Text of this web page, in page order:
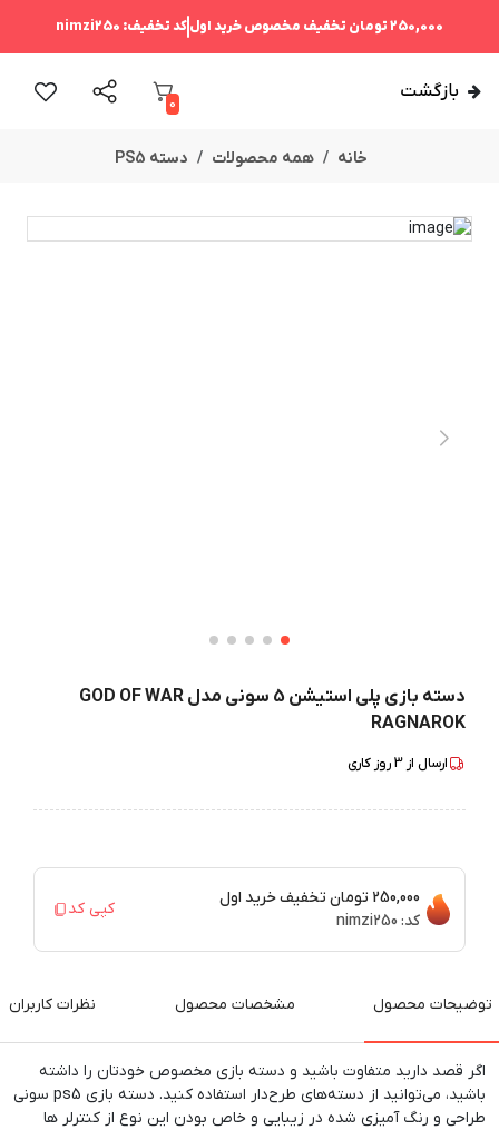
250,000 تومان تخفیف مخصوص خرید اولکد تخفیف: nimzi250
بازگشت
0
خانه همه محصولات دسته PS5
دسته بازی پلی استیشن 5 سونی مدل GOD OF WAR
RAGNAROK
ارسال از 3روز کاری
250,000 تومان
تخفیف خرید اول
کد: nimzi250
کپی کد
توضیحات محصول مشخصات محصول نظرات کاربران
اگر قصد دارید متفاوت باشید و دسته بازی مخصوص خودتان را داشته
باشید، می‌توانید از دسته‌های طرح‌دار استفاده کنید. دسته بازی ps5 سونی
طراحی و رنگ آمیزی شده در زیبایی و خاص بودن این نوع از کنترلر ها